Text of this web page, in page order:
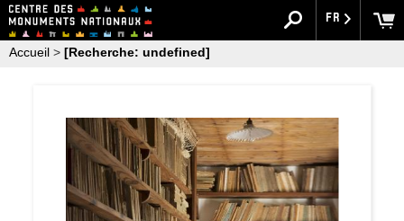
FR
Accueil > [Recherche: undefined]